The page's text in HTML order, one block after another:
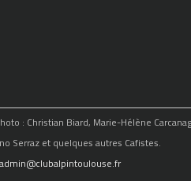
: Christian Biard, Marie-Hélène
Serraz et quelques autres Cafistes.
admin@clubalpintoulouse.fr